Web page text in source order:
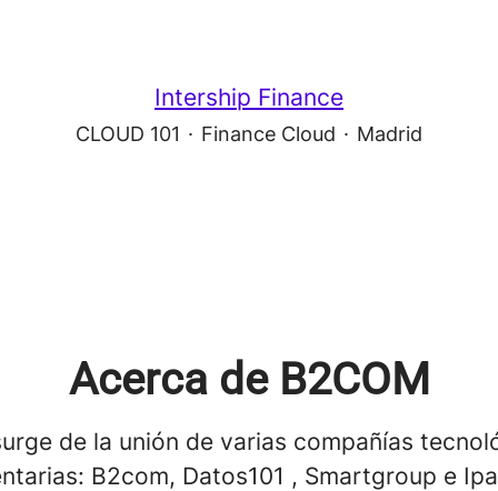
Intership Finance
CLOUD 101 · Finance Cloud · Madrid
Acerca de B2COM
de la unión de varias compañías
B2com, Datos101 , Smartgroup e